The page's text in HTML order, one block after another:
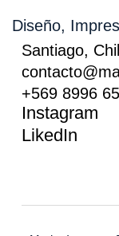
Diseño,
Santiago,
+569 8996
Instagram
LikedIn